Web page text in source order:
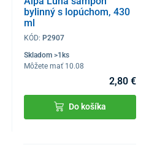
bylinný s lopúchom, 430
ml
KÓD: P2907
Skladom >1ks
Môžete mať 10.08
2,80 €
Do košíka